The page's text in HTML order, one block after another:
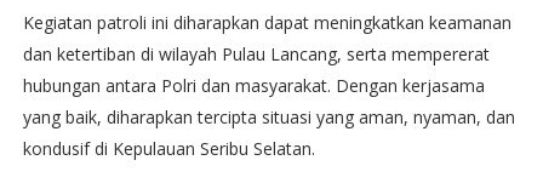
Kegiatan patroli ini diharapkan dapat meningkatkan keamanan
dan ketertiban di wilayah Pulau Lancang, serta mempererat
hubungan antara Polri dan masyarakat. Dengan kerjasama
yang baik, diharapkan tercipta situasi yang aman, nyaman, dan
kondusif di Kepulauan Seribu Selatan.